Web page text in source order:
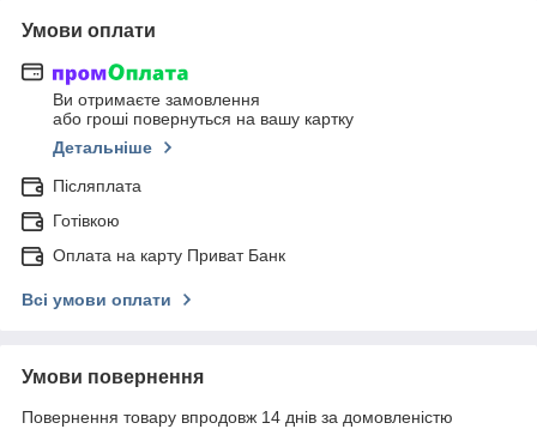
Умови оплати
Ви отримаєте замовлення
або гроші повернуться на вашу картку
Детальніше
Післяплата
Готівкою
Оплата на карту Приват Банк
Всі умови оплати
Умови повернення
Повернення товару впродовж 14 днів за домовленістю